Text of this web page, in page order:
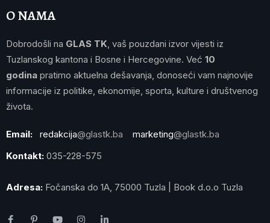
O NAMA
Dobrodošli na GLAS TK , vaš pouzdani izvor vijesti iz
Tuzlanskog kantona i Bosne i Hercegovine. Već 10
godina pratimo aktuelna dešavanja, donoseći vam najnovije
informacije iz politike, ekonomije, sporta, kulture i društvenog
života.
Email: redakcija@glastk.ba marketing@glastk.ba
Kontakt: 035-228-575
Adresa: Fočanska do 1A, 75000 Tuzla | Book d.o.o Tuzla